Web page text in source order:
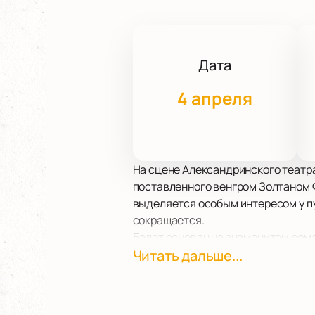
Дата
4 апреля
На сцене Александринского
поставленного венгром
выделяется особым интересом у
сокращается.
Балет основан на знаменитом
ярчайших событий прошлого
Читать дальше...